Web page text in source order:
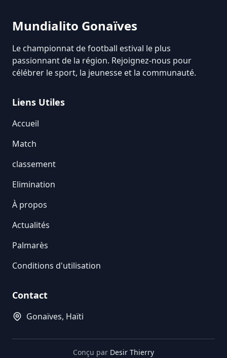
Mundialito Gonaïves
Le championnat de football estival le plus
passionnant de la région. Rejoignez-nous pour
célébrer le sport, la jeunesse et la communauté.
Liens Utiles
Accueil
Match
classement
Elimination
À propos
Actualités
Palmarès
Conditions d'utilisation
Contact
Gonaïves, Haïti
Conçu par Desir Thierry